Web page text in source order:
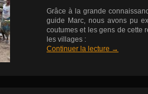
Grâce à la grande
guide Marc, nous avons pu
coutumes et les gens de cette
les villages :
Continuer la lecture →